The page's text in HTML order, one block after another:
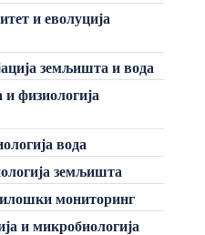
и еволуција
земљишта и вода
физиологија
вода
земљишта
мониторинг
и микробиологија